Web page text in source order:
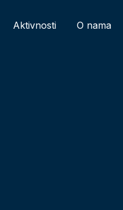
Aktivnosti O nama